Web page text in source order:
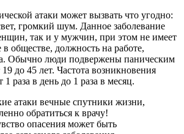
атаки может вызвать что угодно:
громкий шум. Данное заболевание
так и у мужчин, при этом не имеет
обществе, должность на работе,
Обычно люди подвержены паническим
19 до 45 лет. Частота возникновения
1 раза в день до 1 раза в месяц.
атаки вечные спутники жизни,
обратиться к врачу!
опасения может быть